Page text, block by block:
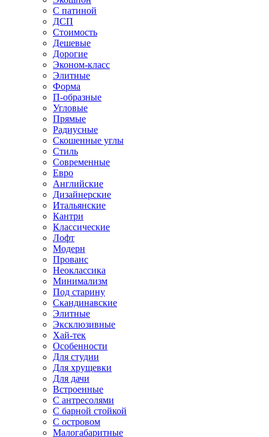
С патиной
ДСП
Стоимость
Дешевые
Дорогие
Эконом-класс
Элитные
Форма
П-образные
Угловые
Прямые
Радиусные
Скошенные углы
Стиль
Современные
Евро
Английские
Дизайнерские
Итальянские
Кантри
Классические
Лофт
Модерн
Прованс
Неоклассика
Минимализм
Под старину
Скандинавские
Элитные
Эксклюзивные
Хай-тек
Особенности
Для студии
Для хрущевки
Для дачи
Встроенные
С антресолями
С барной стойкой
С островом
Малогабаритные